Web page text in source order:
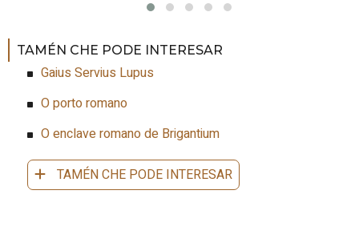
TAMÉN CHE PODE INTERESAR
Gaius Servius Lupus
O porto romano
O enclave romano de Brigantium
TAMÉN CHE PODE INTERESAR